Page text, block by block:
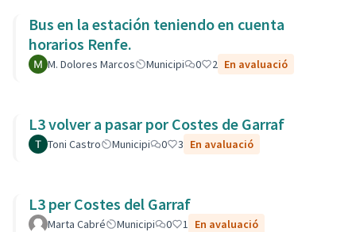
Bus en la estación teniendo en cuenta
horarios Renfe.
M. Dolores Marcos Municipi 0 2 En avaluació
L3 volver a pasar por Costes de Garraf
Toni Castro Municipi 0 3 En avaluació
L3 per Costes del Garraf
Marta Cabré Municipi 0 1 En avaluació